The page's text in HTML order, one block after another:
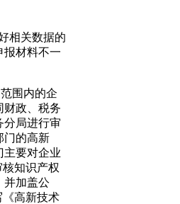
相关数据的
报材料不一
围内的企
财政、税务
分局进行审
门的高新
主要对企业
知识产权
并加盖公
高新技术